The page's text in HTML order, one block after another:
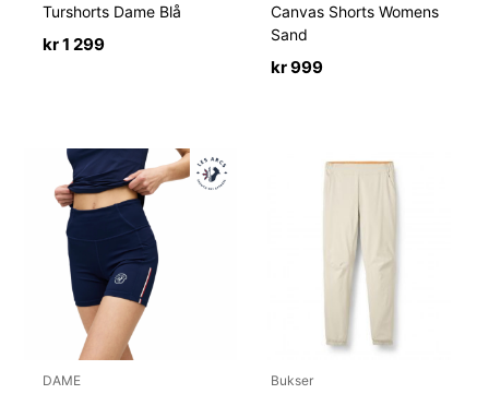
Turshorts Dame Blå
kr1 299
Canvas Shorts Womens
Sand
kr999
DAME Bukser